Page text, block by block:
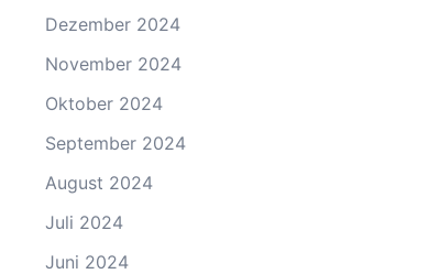
Dezember 2024
November 2024
Oktober 2024
September 2024
August 2024
Juli 2024
Juni 2024